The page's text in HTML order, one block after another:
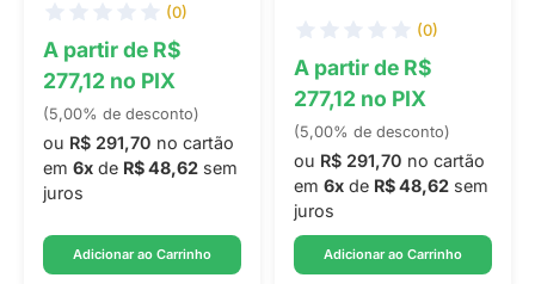
(0)
A partir de R$
277,12 no PIX
(5,00% de desconto)
ou R$ 291,70 no cartão
em 6x de R$ 48,62 sem
juros
Adicionar ao Carrinho
(0)
A partir de R$
277,12 no PIX
(5,00% de desconto)
ou R$ 291,70 no cartão
em 6x de R$ 48,62 sem
juros
Adicionar ao Carrinho